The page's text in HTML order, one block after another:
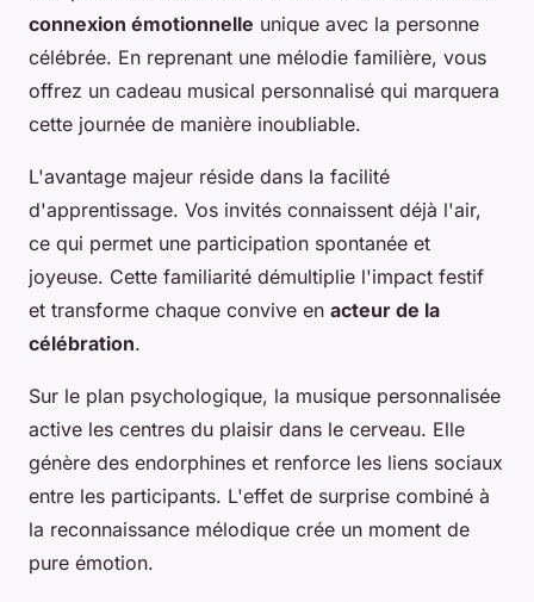
connexion émotionnelle unique avec la personne
célébrée. En reprenant une mélodie familière, vous
offrez un cadeau musical personnalisé qui marquera
cette journée de manière inoubliable.
L'avantage majeur réside dans la facilité
d'apprentissage. Vos invités connaissent déjà l'air,
ce qui permet une participation spontanée et
joyeuse. Cette familiarité démultiplie l'impact festif
et transforme chaque convive en acteur de la
célébration.
Sur le plan psychologique, la musique personnalisée
active les centres du plaisir dans le cerveau. Elle
génère des endorphines et renforce les liens sociaux
entre les participants. L'effet de surprise combiné à
la reconnaissance mélodique crée un moment de
pure émotion.